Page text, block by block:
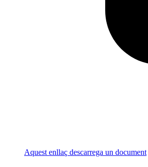
Aquest enllaç descarrega un document